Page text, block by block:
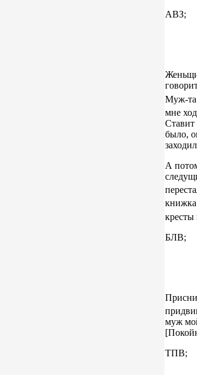
АВЗ;
Муж-
мне
Ставит
было,
А
кресты
БЛВ;
муж
ТПВ;